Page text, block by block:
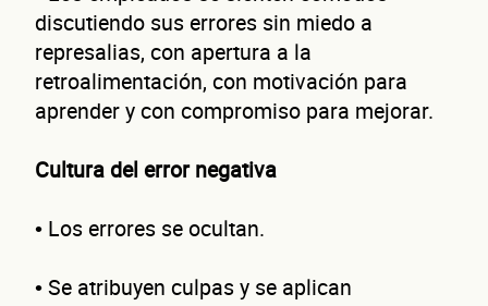
discutiendo sus errores sin miedo a
represalias, con apertura a la
retroalimentación, con motivación para
aprender y con compromiso para mejorar.
Cultura del error negativa
• Los errores se ocultan.
• Se atribuyen culpas y se aplican